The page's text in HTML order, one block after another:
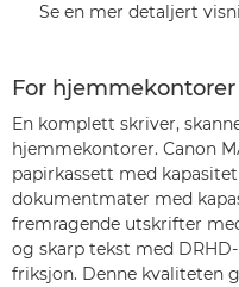
Se en mer detaljert
For
En komplett skriver,
hjemmekontorer. Canon
papirkassett med
dokumentmater med
fremragende utskrifter
og skarp tekst med
friksjon. Denne kvaliteten